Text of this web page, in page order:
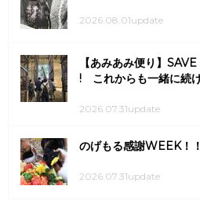
2026.08.01update
【あみあみ便り】
! これからも一緒に続
2026.07.31update
のげもる感謝WEEK！
2026.07.31update